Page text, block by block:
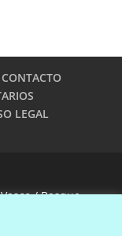
/ Basque
CONTACTO
LEGAL